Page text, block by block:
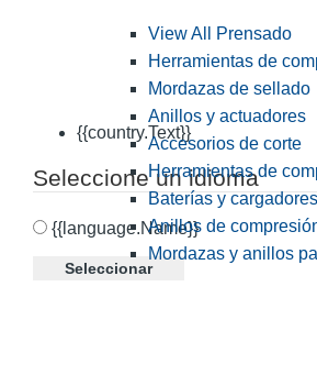
{{country.Text}}
Seleccione un idioma
{{language.Name}}
Seleccionar
View All Prensado
Herramientas de
Mordazas de sellado
Anillos y actuadores
Accesorios de corte
Herramientas de
Baterías y cargadores
Anillos de
Mordazas y anillos